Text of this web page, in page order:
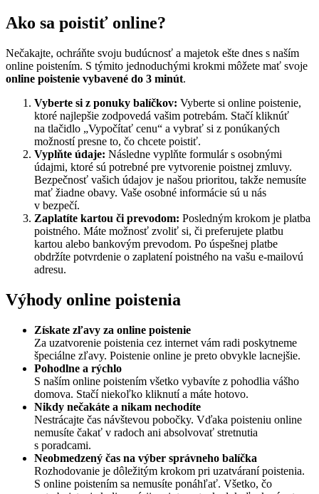
Ako sa poistiť online?
Nečakajte, ochráňte svoju budúcnosť a majetok ešte dnes s naším
online poistením. S týmito jednoduchými krokmi môžete mať svoje
online poistenie vybavené do 3 minút.
Vyberte si z ponuky balíčkov: Vyberte si online poistenie,
ktoré najlepšie zodpovedá vašim potrebám. Stačí kliknúť
na tlačidlo „Vypočítať cenu“ a vybrať si z ponúkaných
možností presne to, čo chcete poistiť.
Vyplňte údaje: Následne vyplňte formulár s osobnými
údajmi, ktoré sú potrebné pre vytvorenie poistnej zmluvy.
Bezpečnosť vašich údajov je našou prioritou, takže nemusíte
mať žiadne obavy. Vaše osobné informácie sú u nás
v bezpečí.
Zaplatíte kartou či prevodom: Posledným krokom je platba
poistného. Máte možnosť zvoliť si, či preferujete platbu
kartou alebo bankovým prevodom. Po úspešnej platbe
obdržíte potvrdenie o zaplatení poistného na vašu e-mailovú
adresu.
Výhody online poistenia
Získate zľavy za online poistenie
Za uzatvorenie poistenia cez internet vám radi poskytneme
špeciálne zľavy. Poistenie online je preto obvykle lacnejšie.
Pohodlne a rýchlo
S naším online poistením všetko vybavíte z pohodlia vášho
domova. Stačí niekoľko kliknutí a máte hotovo.
Nikdy nečakáte a nikam nechodíte
Nestrácajte čas návštevou pobočky. Vďaka poisteniu online
nemusíte čakať v radoch ani absolvovať stretnutia
s poradcami.
Neobmedzený čas na výber správneho balíčka
Rozhodovanie je dôležitým krokom pri uzatváraní poistenia.
S online poistením sa nemusíte ponáhľať. Všetko, čo